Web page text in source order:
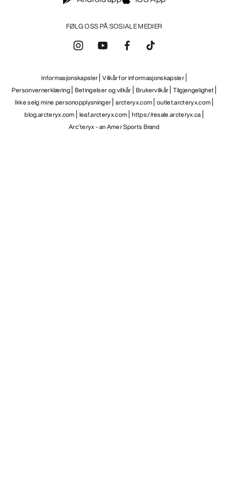
FØLG OSS PÅ SOSIALE MEDIER
Informasjonskapsler Vilkår for informasjonskapsler
Personvernerklæring Betingelser og vilkår Brukervilkår Tilgjengelighet
Ikke selg mine personopplysninger arcteryx.com outlet.arcteryx.com
blog.arcteryx.com leaf.arcteryx.com https://resale.arcteryx.ca
Arc'teryx - an Amer Sports Brand